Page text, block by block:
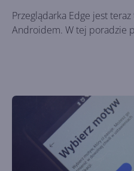
Przeglądarka Edge jest
Androidem. W tej poradzie